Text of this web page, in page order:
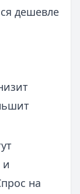
дешевле
на